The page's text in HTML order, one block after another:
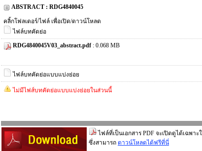
ABSTRACT : RDG4840045
คลิ้กโฟลเดอร์/ไฟล์ เพื่อเปิด/ดาวน์โหลด
ไฟล์บทคัดย่อ
RDG4840045V03_abstract.pdf : 0.068 MB
ไฟล์บทคัดย่อแบบแบ่งย่อย
ไม่มีไฟส์บทคัดย่อแบบแบ่งย่อยในส่วนนี้
ไฟล์ที่เป็นเอกสาร PDF จะเปิดดูได้เฉพาะ
ซึ่งสามารถ ดาวน์โหลดได้ฟรีที่นี่